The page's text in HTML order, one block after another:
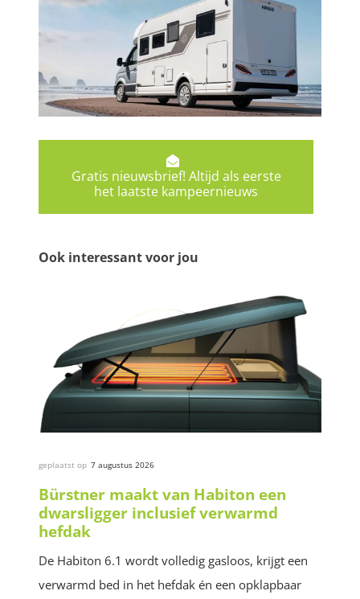
Gratis nieuwsbrief! Altijd als eerste
het laatste kampeernieuws
Ook interessant voor jou
geplaatst op 7 augustus 2026
Bürstner maakt van Habiton een
dwarsligger inclusief verwarmd
hefdak
De Habiton 6.1 wordt volledig gasloos, krijgt een
verwarmd bed in het hefdak én een opklapbaar